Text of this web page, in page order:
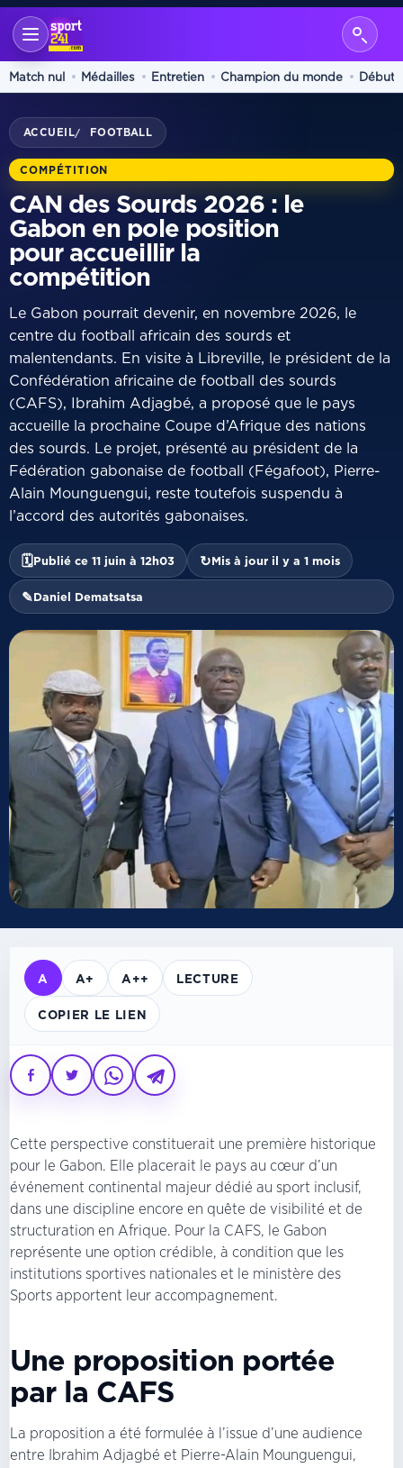
Match nul Médailles Entretien Champion du monde Début
ACCUEIL/ FOOTBALL
COMPÉTITION
CAN des Sourds 2026 : le
Gabon en pole position
pour accueillir la
compétition
Le Gabon pourrait devenir, en novembre 2026, le
centre du football africain des sourds et
malentendants. En visite à Libreville, le président de la
Confédération africaine de football des sourds
(CAFS), Ibrahim Adjagbé, a proposé que le pays
accueille la prochaine Coupe d’Afrique des nations
des sourds. Le projet, présenté au président de la
Fédération gabonaise de football (Fégafoot), Pierre-
Alain Mounguengui, reste toutefois suspendu à
l’accord des autorités gabonaises.
🗓Publié ce 11 juin à 12h03 ↻Mis à jour il y a 1 mois
✎Daniel Dematsatsa
A A+ A++ LECTURE
COPIER LE LIEN
Cette perspective constituerait une première historique
pour le Gabon. Elle placerait le pays au cœur d’un
événement continental majeur dédié au sport inclusif,
dans une discipline encore en quête de visibilité et de
structuration en Afrique. Pour la CAFS, le Gabon
représente une option crédible, à condition que les
institutions sportives nationales et le ministère des
Sports apportent leur accompagnement.
Une proposition portée
par la CAFS
La proposition a été formulée à l’issue d’une audience
entre Ibrahim Adjagbé et Pierre-Alain Mounguengui,